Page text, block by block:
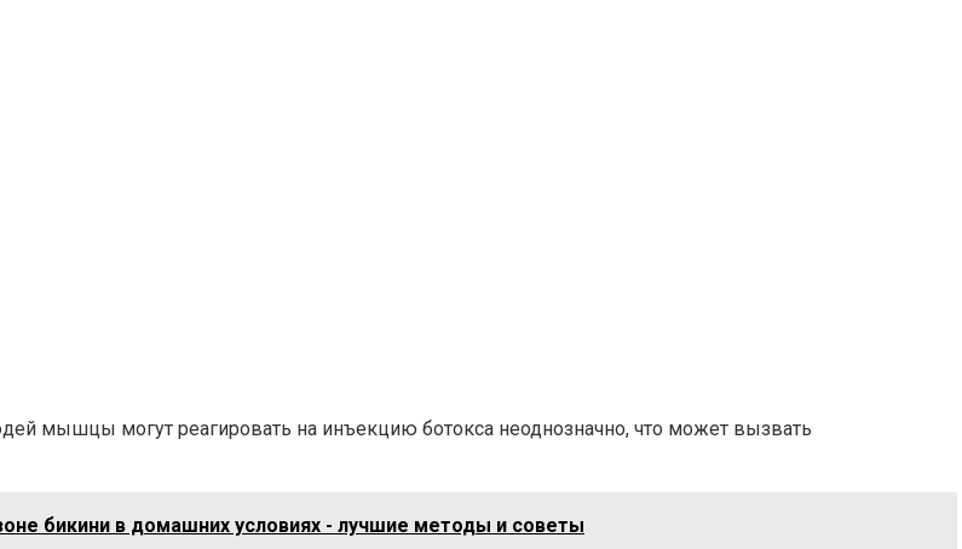
мышцы могут реагировать на инъекцию ботокса неоднозначно, что может вызвать
бикини в домашних условиях - лучшие методы и советы